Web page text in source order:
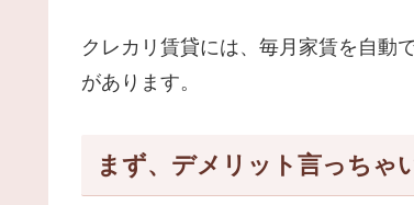
クレカリ賃貸には、毎月家賃を自動
があります。
まず、デメリット言っちゃ